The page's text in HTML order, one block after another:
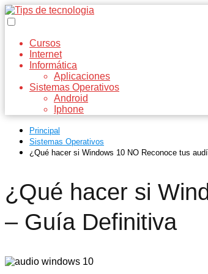
Cursos
Internet
Informática
Aplicaciones
Sistemas Operativos
Android
Iphone
Principal
Sistemas Operativos
¿Qué hacer si Windows 10 NO Reconoce tus
¿Qué hacer si
– Guía Definitiva